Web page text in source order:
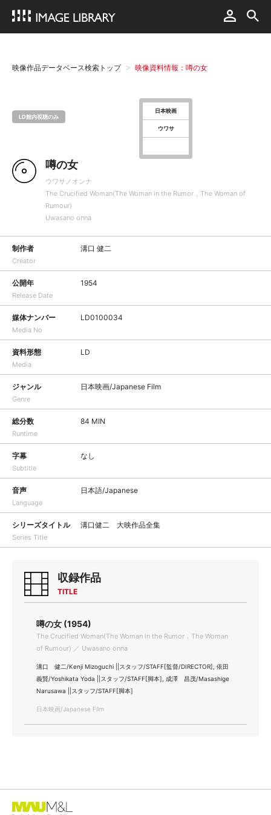
映像作品データベース検索トップ 映像資料情報：噂の女
LD館内視聴のみ
日本映画
ウワサ
噂の女
ウワサノオンナ
The Crucified Woman(The Woman in the Rumor，The Woman of
Rumour)
Uwasano onna
制作者
Creator
溝口 健二
公開年
Release Date
1954
媒体ナンバー
Media No
LD0100034
資料形態
Media
LD
ジャンル
Genre
日本映画/Japanese Film
総分数
Runtime
84 MIN
字幕
Subtitle
なし
音声
Language
日本語/Japanese
シリーズタイトル
Series Title
溝口健二 大映作品全集
収録作品
TITLE
噂の女 (1954)
The Crucified Woman(The Woman in the Rumor，The Woman
of Rumour) ／ Uwasano onna
溝口 健二/Kenji Mizoguchi ||スタッフ/STAFF[監督/DIRECTOR], 依田
義賢/Yoshikata Yoda ||スタッフ/STAFF[脚本], 成澤 昌茂/Masashige
Narusawa ||スタッフ/STAFF[脚本]
日本映画/Japanese Film